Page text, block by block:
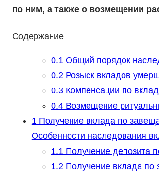
по ним, а также о возмещении
Содержание
0.1Общий порядок
0.2Розыск вкладов
0.3Компенсации по
0.4Возмещение
1Получение вклада по
Особенности наследования
1.1Получение депозита
1.2Получение вклада по